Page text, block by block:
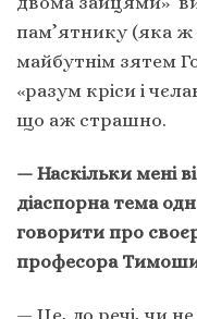
пам’ятнику (яка ж
майбутнім зятем
«разум кріси і
що аж страшно.
— Наскільки мені
діаспорна тема
говорити про
професора
— Це, до речі, чи